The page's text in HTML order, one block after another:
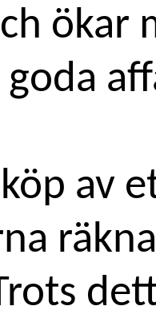
ökar
av